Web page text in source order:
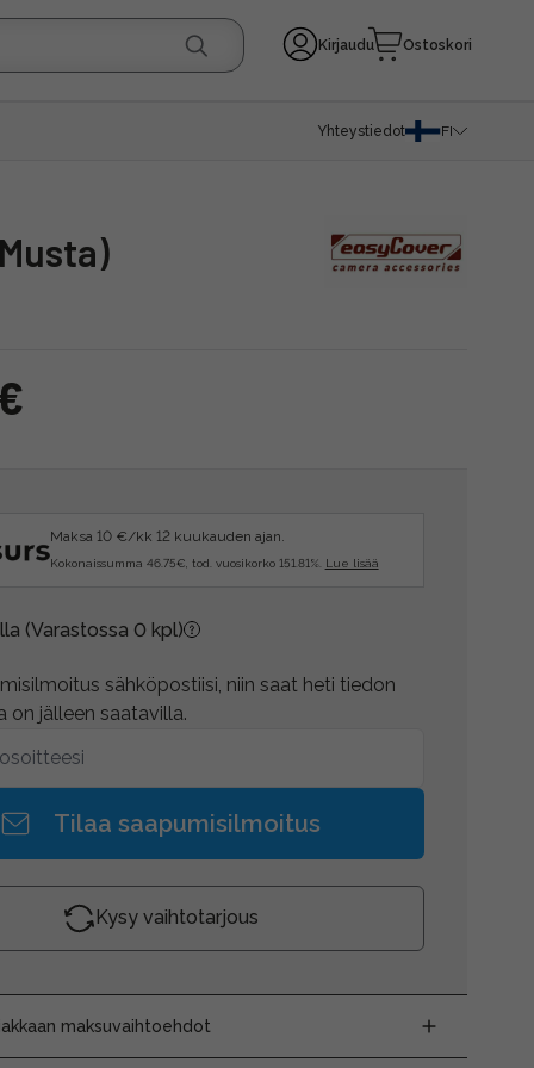
Kirjaudu Ostoskori
Yhteystiedot FI
Maksa 10 €/kk 12 kuukauden ajan.
Kokonaissumma 46.75€, tod. vuosikorko 151.81%. Lue lisää
(Varastossa 0 kpl)
sähköpostiisi, niin saat heti tiedon
on jälleen saatavilla.
Tilaa saapumisilmoitus
Kysy vaihtotarjous
maksuvaihtoehdot